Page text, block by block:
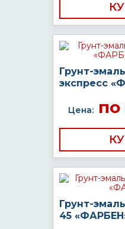
Грунт-
экспресс
Цена:по
Грунт-эмаль
45